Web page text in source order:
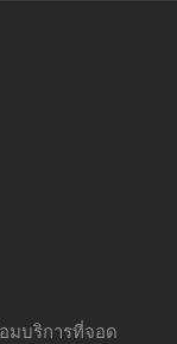
มบริการที่จอด